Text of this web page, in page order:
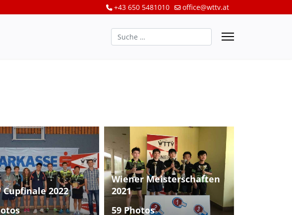
+43 650 5481010 office@wttv.at
Suchen
Cupfinale 2022
Wiener Meisterschaften
2021
59 Photos